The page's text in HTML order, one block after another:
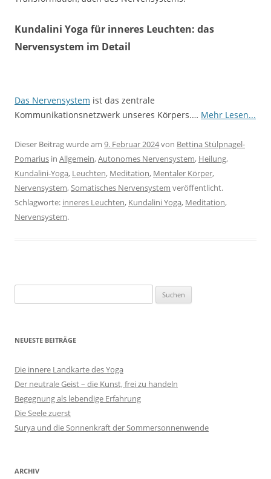
Kundalini Yoga für inneres Leuchten: das
Nervensystem im Detail
Das Nervensystem ist das zentrale
Kommunikationsnetzwerk unseres Körpers.… Mehr Lesen...
Dieser Beitrag wurde am 9. Februar 2024von Bettina Stülpnagel-
Pomarius in Allgemein,Autonomes Nervensystem, Heilung,
Kundalini-Yoga, Leuchten, Meditation, Mentaler Körper,
Nervensystem,Somatisches Nervensystem veröffentlicht.
Schlagworte: inneres Leuchten, Kundalini Yoga, Meditation,
Nervensystem.
nach:
NEUESTE BEITRÄGE
Die innere Landkarte des Yoga
Der neutrale Geist – die Kunst, frei zu handeln
Begegnung als lebendige Erfahrung
Die Seele zuerst
Surya und die Sonnenkraft der Sommersonnenwende
ARCHIV